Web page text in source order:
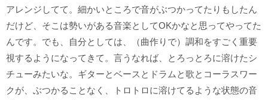
アレンジしてて。細かいところで音がぶつかってたりもしたん
だけど、そこは勢いがある音楽としてOKかなと思ってやってた
んです。でも、自分としては、（曲作りで）調和をすごく重要
視するようになってきて。言うなれば、とろっとろに溶けたシ
チューみたいな。ギターとベースとドラムと歌とコーラスワー
クが、ぶつかることなく、トロトロに溶けてるような状態の音